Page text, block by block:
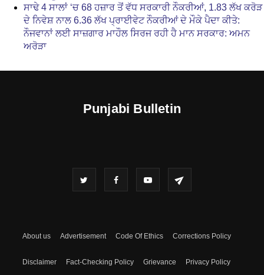
ਸਾਢੇ 4 ਸਾਲਾਂ ‘ਚ 68 ਹਜ਼ਾਰ ਤੋਂ ਵੱਧ ਸਰਕਾਰੀ ਨੌਕਰੀਆਂ, 1.83 ਲੱਖ ਕਰੋੜ
ਦੇ ਨਿਵੇਸ਼ ਨਾਲ 6.36 ਲੱਖ ਪ੍ਰਾਈਵੇਟ ਨੌਕਰੀਆਂ ਦੇ ਮੌਕੇ ਪੈਦਾ ਕੀਤੇ:
ਨੌਜਵਾਨਾਂ ਲਈ ਸਾਜ਼ਗਾਰ ਮਾਹੌਲ ਸਿਰਜ ਰਹੀ ਹੈ ਮਾਨ ਸਰਕਾਰ: ਅਮਨ
ਅਰੋੜਾ
Punjabi Bulletin
About us Advertisement Code Of Ethics Corrections Policy
Disclaimer Fact-Checking Policy Grievance Privacy Policy